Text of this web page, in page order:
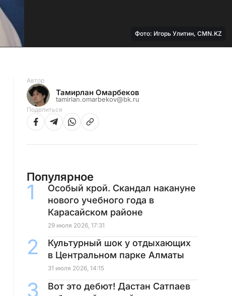
Фото: Игорь Улитин, CMN.KZ
Автор
Тамирлан Омарбеков
tamirlan.omarbekov@bk.ru
Поделиться
Популярное
Особый крой. Скандал накануне
нового учебного года в
Карасайском районе
29 июля 2026, 17:31
Культурный шок у отдыхающих
в Центральном парке Алматы
31 июля 2026, 14:15
Вот это дебют! Дастан Сатпаев